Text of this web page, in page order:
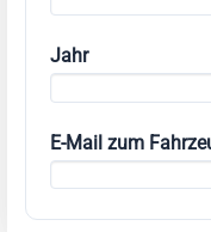
Jahr
E-Mail zum